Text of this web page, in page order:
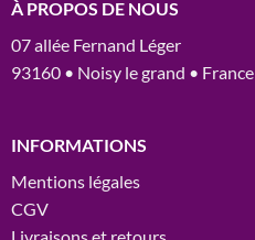
À PROPOS DE NOUS
07 allée Fernand Léger
93160 • Noisy le grand • France
INFORMATIONS
Mentions légales
CGV